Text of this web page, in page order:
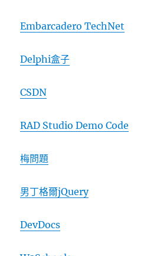
Embarcadero TechNet
Delphi盒子
CSDN
RAD Studio Demo Code
梅問題
男丁格爾jQuery
DevDocs